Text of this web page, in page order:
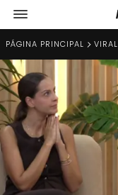
PÁGINA PRINCIPAL VIRAL